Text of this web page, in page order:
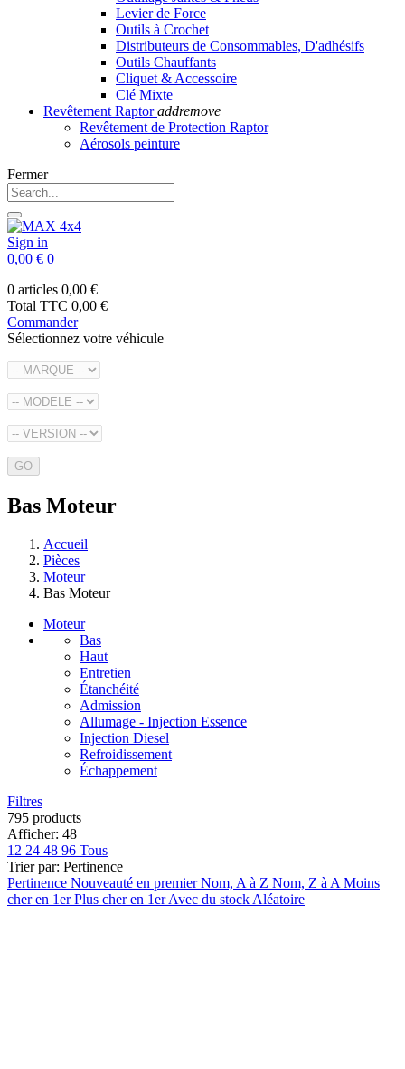
Levier de Force
Outils à Crochet
Distributeurs de Consommables, D'adhésifs
Outils Chauffants
Cliquet & Accessoire
Clé Mixte
Revêtement Raptor addremove
Revêtement de Protection Raptor
Aérosols peinture
Fermer
Sign in
0,00 € 0
0 articles 0,00 €
Total TTC 0,00 €
Commander
Sélectionnez votre véhicule
GO
Bas Moteur
Accueil
Pièces
Moteur
Bas Moteur
Moteur
Bas
Haut
Entretien
Étanchéité
Admission
Allumage - Injection Essence
Injection Diesel
Refroidissement
Échappement
Effacer les filtres
Prix
€
Voir les Produits795
Filtres
795 products
Afficher: 48
12 24 48 96 Tous
Trier par: Pertinence
Pertinence Nouveauté en premierNom, A à Z Nom, Z à A Moins
cher en 1erPlus cher en 1erAvec du stock Aléatoire